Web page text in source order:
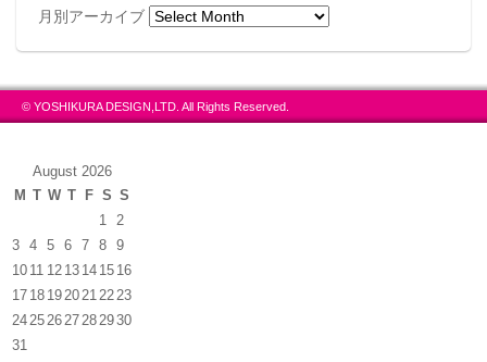
月別アーカイブ
© YOSHIKURA DESIGN,LTD. All Rights Reserved.
August 2026
M T W T F S S
1
2
3
4 5 6 7 8
9
10 11 12 13 14 15 16
17 18 19 20 21 22 23
24 25 26 27 28 2930
31